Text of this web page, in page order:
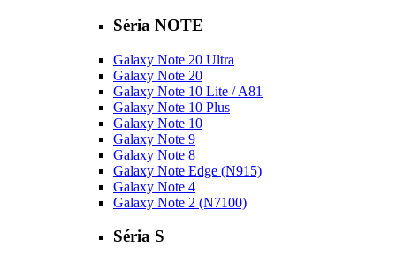
Séria NOTE
Galaxy Note 20 Ultra
Galaxy Note 20
Galaxy Note 10 Lite / A81
Galaxy Note 10 Plus
Galaxy Note 10
Galaxy Note 9
Galaxy Note 8
Galaxy Note Edge (N915)
Galaxy Note 4
Galaxy Note 2 (N7100)
Séria S